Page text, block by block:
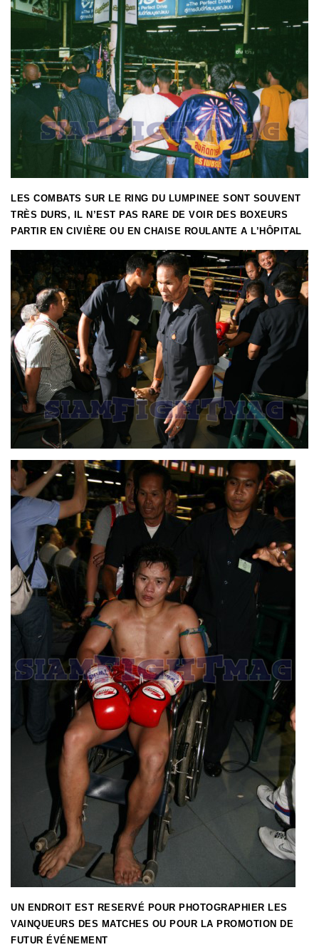
LES COMBATS SUR LE RING DU LUMPINEE SONT SOUVENT
TRÈS DURS, IL N’EST PAS RARE DE VOIR DES BOXEURS
PARTIR EN CIVIÈRE OU EN CHAISE ROULANTE A L’HÔPITAL
UN ENDROIT EST RESERVÉ POUR PHOTOGRAPHIER LES
VAINQUEURS DES MATCHES OU POUR LA PROMOTION DE
FUTUR ÉVÉNEMENT